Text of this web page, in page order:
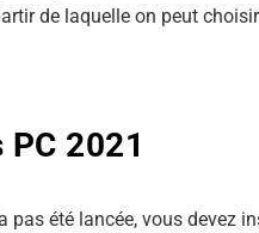
de laquelle on peut choisir
2021
été lancée, vous devez